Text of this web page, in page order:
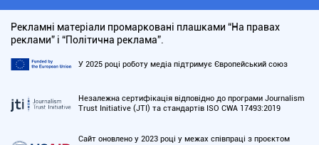
Рекламні матеріали промарковані плашками “На правах
реклами” і “Політична реклама”.
У 2025 році роботу медіа підтримує Європейський союз
Незалежна сертифікація відповідно до програми Journalism
Trust Initiative (JTI) та стандартів ISO CWA 17493:2019
Сайт оновлено у 2023 році у межах співпраці з проєктом